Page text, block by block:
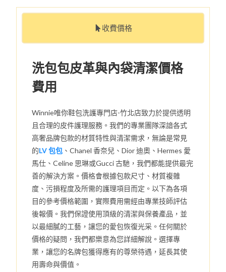
收費價格
洗包包皮革與內袋清潔價格
費用
Winnie唯你鞋包洗護專門店-竹北店致力於提供透明
且合理的皮件護理服務。我們的專業團隊深諳各式
高奢品牌包款的材質特性與清潔需求，無論是常見
的LV 包包 、Chanel 香奈兒、Dior 迪奧、Hermes 愛
馬仕、Celine 思琳或Gucci 古馳，我們都能提供最完
善的解決方案。價格會根據包款尺寸、材質複雜
度、污損程度及所需的護理項目而定。以下為各項
目的參考價格範圍，實際費用需經由專業技師評估
後報價。我們保證使用頂級的清潔與保養產品，並
以最細膩的工藝，讓您的愛包恢復光采。任何關於
價格的疑問，我們都樂意為您詳細解說。選擇專
業，讓您的名牌包獲得應有的尊榮待遇，延長其使
用壽命與價值。